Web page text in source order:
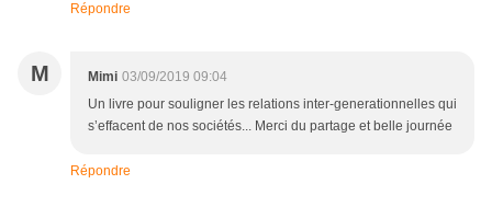
Répondre
M Mimi 03/09/2019 09:04
Un livre pour souligner les relations inter-generationnelles qui
s’effacent de nos sociétés... Merci du partage et belle journée
Répondre